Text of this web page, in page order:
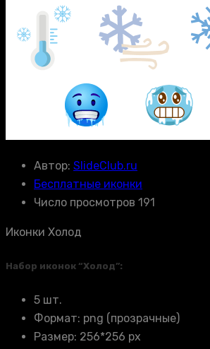
Автор: SlideClub.ru
Бесплатные иконки
Число просмотров 191
Иконки Холод
Набор иконок “Холод”:
5 шт.
Формат: png (прозрачные)
Размер: 256*256 px